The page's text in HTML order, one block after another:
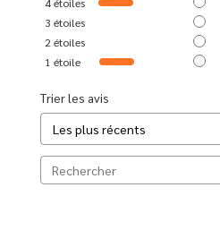
4étoiles
3 étoiles
2étoiles
1 étoile
Trier les avis